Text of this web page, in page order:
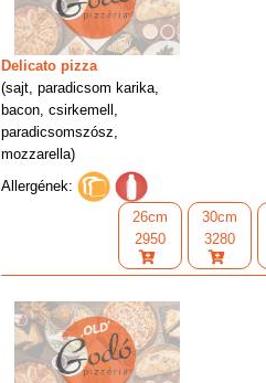
Delicato pizza
(sajt, paradicsom karika,
bacon, csirkemell,
paradicsomszósz,
mozzarella)
Allergének:
26cm
2950
30cm
3280